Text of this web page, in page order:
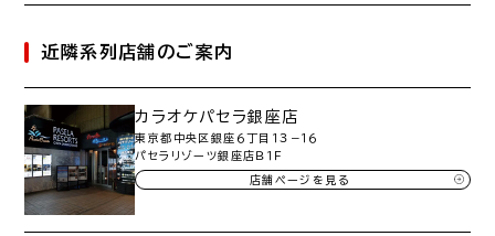
近隣系列店舗のご案内
カラオケパセラ銀座店
東京都中央区銀座６丁目１３−１６
パセラリゾーツ銀座店Ｂ１Ｆ
店舗ページを見る